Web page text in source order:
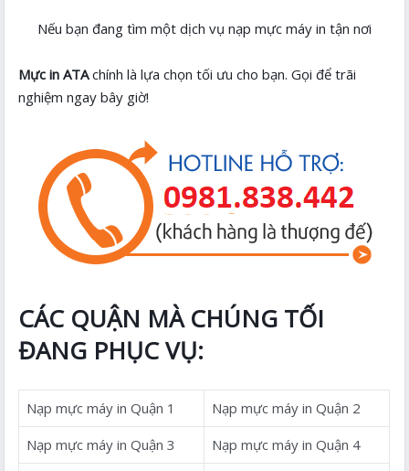
Nếu bạn đang tìm một dịch vụ nạp mực máy in tận nơi
Mực in ATAchính là lựa chọn tối ưu cho bạn. Gọi để trãi
nghiệm ngay bây giờ!
CÁC QUẬN MÀ CHÚNG TỐI
ĐANG PHỤC VỤ:
Nạp mực máy in Quận 1
Nạp mực máy in Quận 2
Nạp mực máy in Quận 3
Nạp mực máy in Quận 4